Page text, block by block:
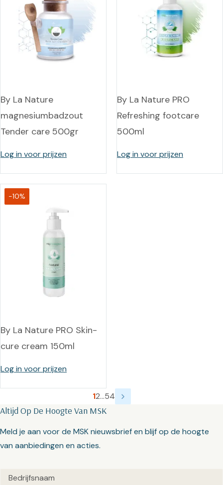
By La Nature
magnesiumbadzout
Tender care 500gr
Log in voor prijzen
By La Nature PRO
Refreshing footcare
500ml
Log in voor prijzen
-10%
By La Nature PRO Skin-
cure cream 150ml
Log in voor prijzen
12…54
Altijd Op De Hoogte Van MSK
Meld je aan voor de MSK nieuwsbrief en blijf op de hoogte
van aanbiedingen en acties.
Untitled(Vereist)